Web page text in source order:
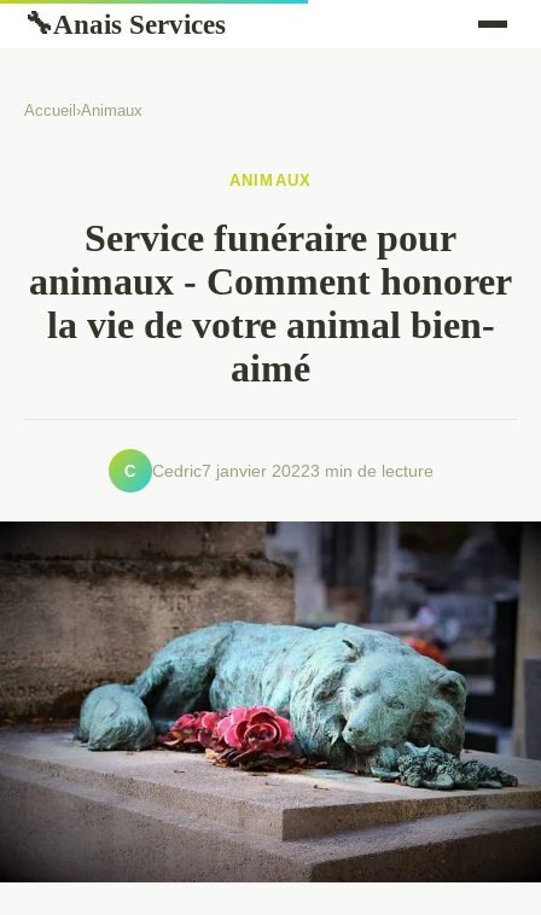
🔧Anais Services
Accueil ›Animaux
ANIMAUX
Service funéraire pour
animaux - Comment honorer
la vie de votre animal bien-
aimé
C Cedric7 janvier 20223 min de lecture